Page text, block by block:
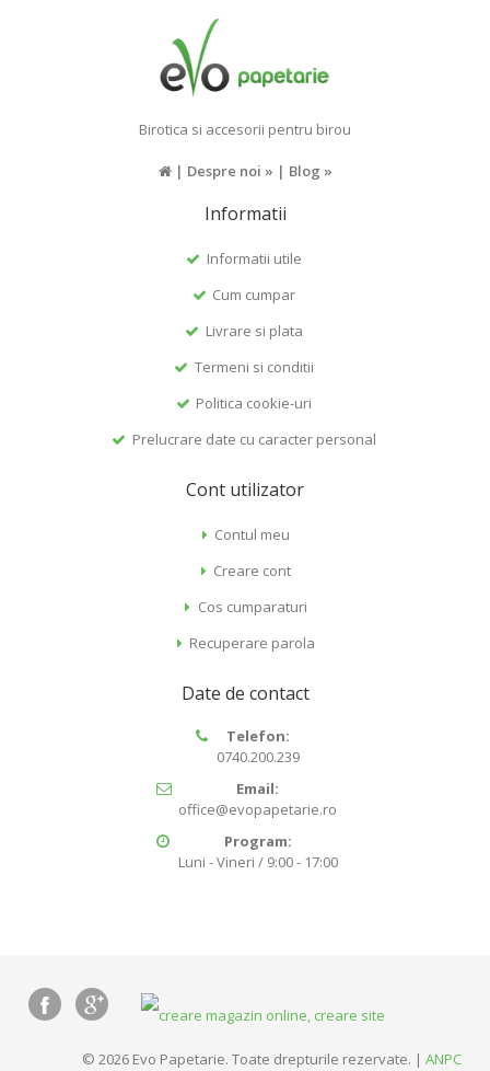
Birotica si accesorii pentru birou
| Despre noi » | Blog »
Informatii
Informatii utile
Cum cumpar
Livrare si plata
Termeni si conditii
Politica cookie-uri
Prelucrare date cu caracter personal
Cont utilizator
Contul meu
Creare cont
Cos cumparaturi
Recuperare parola
Date de contact
Telefon:
0740.200.239
Email:
office@evopapetarie.ro
Program:
Luni - Vineri / 9:00 - 17:00
© 2026 Evo Papetarie. Toate drepturile rezervate. | ANPC